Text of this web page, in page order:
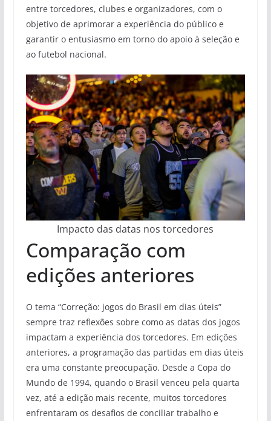
entre torcedores, clubes e organizadores, com o
objetivo de aprimorar a experiência do público e
garantir o entusiasmo em torno do apoio à seleção e
ao futebol nacional.
Impacto das datas nos torcedores
Comparação com
edições anteriores
O tema “Correção: jogos do Brasil em dias úteis”
sempre traz reflexões sobre como as datas dos jogos
impactam a experiência dos torcedores. Em edições
anteriores, a programação das partidas em dias úteis
era uma constante preocupação. Desde a Copa do
Mundo de 1994, quando o Brasil venceu pela quarta
vez, até a edição mais recente, muitos torcedores
enfrentaram os desafios de conciliar trabalho e